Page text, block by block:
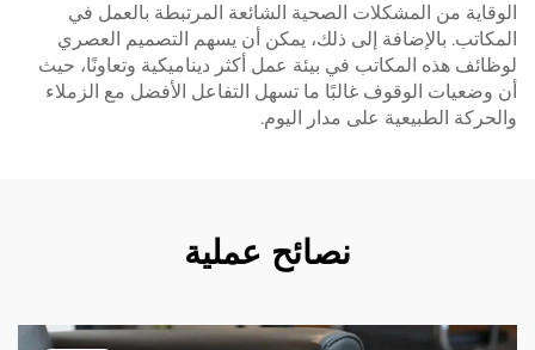
الوقاية من المشكلات الصحية الشائعة المرتبطة بالعمل في
المكاتب. بالإضافة إلى ذلك، يمكن أن يسهم التصميم العصري
لوظائف هذه المكاتب في بيئة عمل أكثر ديناميكية وتعاونًا، حيث
أن وضعيات الوقوف غالبًا ما تسهل التفاعل الأفضل مع الزملاء
والحركة الطبيعية على مدار اليوم.
نصائح عملية